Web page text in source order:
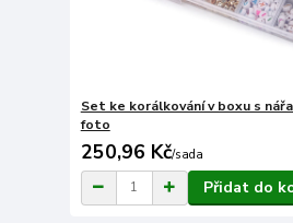
Set ke korálkování v boxu s
foto
250,96 Kč/sada
Přidat do